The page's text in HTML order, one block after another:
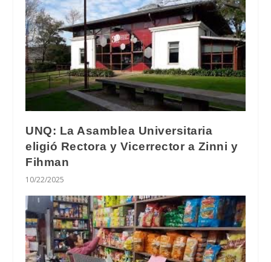
UNQ: La Asamblea Universitaria
eligió Rectora y Vicerrector a Zinni y
Fihman
10/22/2025